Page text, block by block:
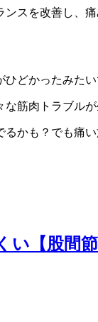
スを改善し、
どかったみた
筋肉トラブル
かも？でも痛
【股間